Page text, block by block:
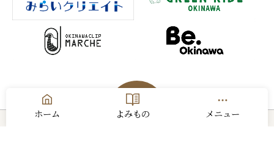
ホーム よみもの メニュー